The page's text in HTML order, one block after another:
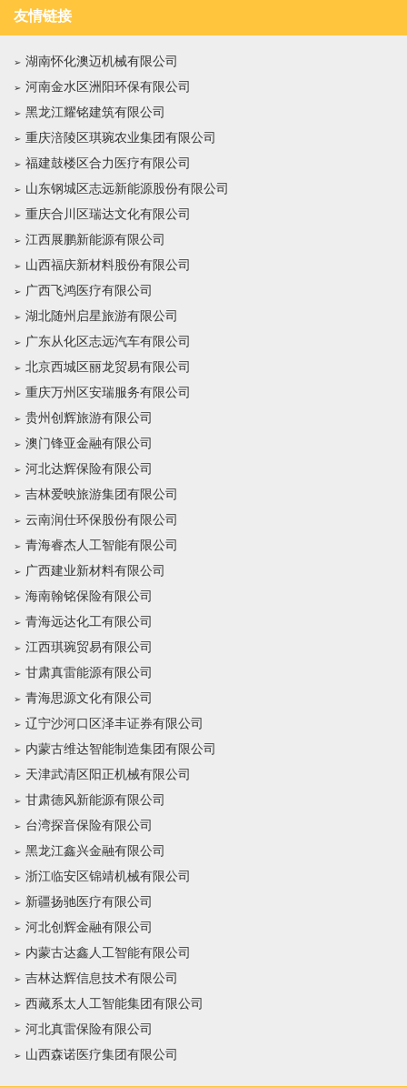
友情链接
湖南怀化澳迈机械有限公司
河南金水区洲阳环保有限公司
黑龙江耀铭建筑有限公司
重庆涪陵区琪琬农业集团有限公司
福建鼓楼区合力医疗有限公司
山东钢城区志远新能源股份有限公司
重庆合川区瑞达文化有限公司
江西展鹏新能源有限公司
山西福庆新材料股份有限公司
广西飞鸿医疗有限公司
湖北随州启星旅游有限公司
广东从化区志远汽车有限公司
北京西城区丽龙贸易有限公司
重庆万州区安瑞服务有限公司
贵州创辉旅游有限公司
澳门锋亚金融有限公司
河北达辉保险有限公司
吉林爱映旅游集团有限公司
云南润仕环保股份有限公司
青海睿杰人工智能有限公司
广西建业新材料有限公司
海南翰铭保险有限公司
青海远达化工有限公司
江西琪琬贸易有限公司
甘肃真雷能源有限公司
青海思源文化有限公司
辽宁沙河口区泽丰证券有限公司
内蒙古维达智能制造集团有限公司
天津武清区阳正机械有限公司
甘肃德风新能源有限公司
台湾探音保险有限公司
黑龙江鑫兴金融有限公司
浙江临安区锦靖机械有限公司
新疆扬驰医疗有限公司
河北创辉金融有限公司
内蒙古达鑫人工智能有限公司
吉林达辉信息技术有限公司
西藏系太人工智能集团有限公司
河北真雷保险有限公司
山西森诺医疗集团有限公司